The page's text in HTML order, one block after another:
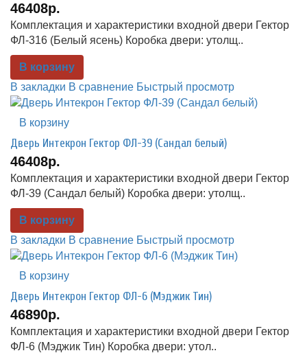
46408р.
Комплектация и характеристики входной двери Гектор
ФЛ-316 (Белый ясень) Коробка двери: утолщ..
В корзину
В закладки В сравнение Быстрый просмотр
В корзину
Дверь Интекрон Гектор ФЛ-39 (Сандал белый)
46408р.
Комплектация и характеристики входной двери Гектор
ФЛ-39 (Сандал белый) Коробка двери: утолщ..
В корзину
В закладки В сравнение Быстрый просмотр
В корзину
Дверь Интекрон Гектор ФЛ-6 (Мэджик Тин)
46890р.
Комплектация и характеристики входной двери Гектор
ФЛ-6 (Мэджик Тин) Коробка двери: утол..